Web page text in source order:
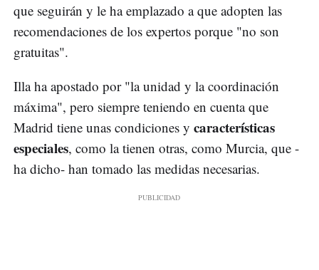
que seguirán y le ha emplazado a que adopten las
recomendaciones de los expertos porque "no son
gratuitas".
Illa ha apostado por "la unidad y la coordinación
máxima", pero siempre teniendo en cuenta que
Madrid tiene unas condiciones y características
especiales, como la tienen otras, como Murcia, que -
ha dicho- han tomado las medidas necesarias.